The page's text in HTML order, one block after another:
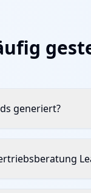
generiert?